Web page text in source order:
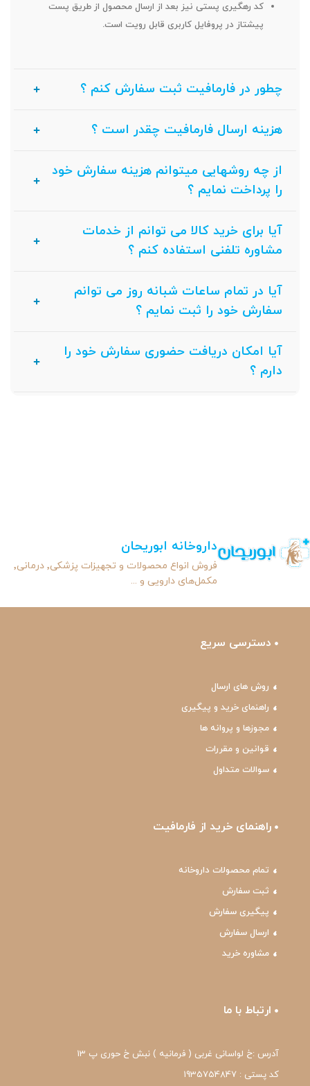
کد رهگیری پستی نیز بعد از ارسال محصول از طریق پست
پیشتاز در پروفایل کاربری قابل رویت است.
چطور در فارمافیت ثبت سفارش کنم ؟
هزینه ارسال فارمافیت چقدر است ؟
از چه روشهایی میتوانم هزینه سفارش خود
را پرداخت نمایم ؟
آیا برای خرید کالا می توانم از خدمات
مشاوره تلفنی استفاده کنم ؟
آیا در تمام ساعات شبانه روز می توانم
سفارش خود را ثبت نمایم ؟
آیا امکان دریافت حضوری سفارش خود را
دارم ؟
داروخانه ابوریحان
فروش انواع محصولات و تجهیزات پزشکی٬ درمانی٬
مکمل‌های دارویی و ...
دسترسی سریع
روش های ارسال
راهنمای خرید و پیگیری
مجوزها و پروانه ها
قوانین و مقررات
سوالات متداول
راهنمای خرید از فارمافیت
تمام محصولات داروخانه
ثبت سفارش
پیگیری سفارش
ارسال سفارش
مشاوره خرید
ارتباط با ما
آدرس :خ لواسانی غربی ( فرمانیه ) نبش خ حوری پ 13
کد پستی : 1935754847